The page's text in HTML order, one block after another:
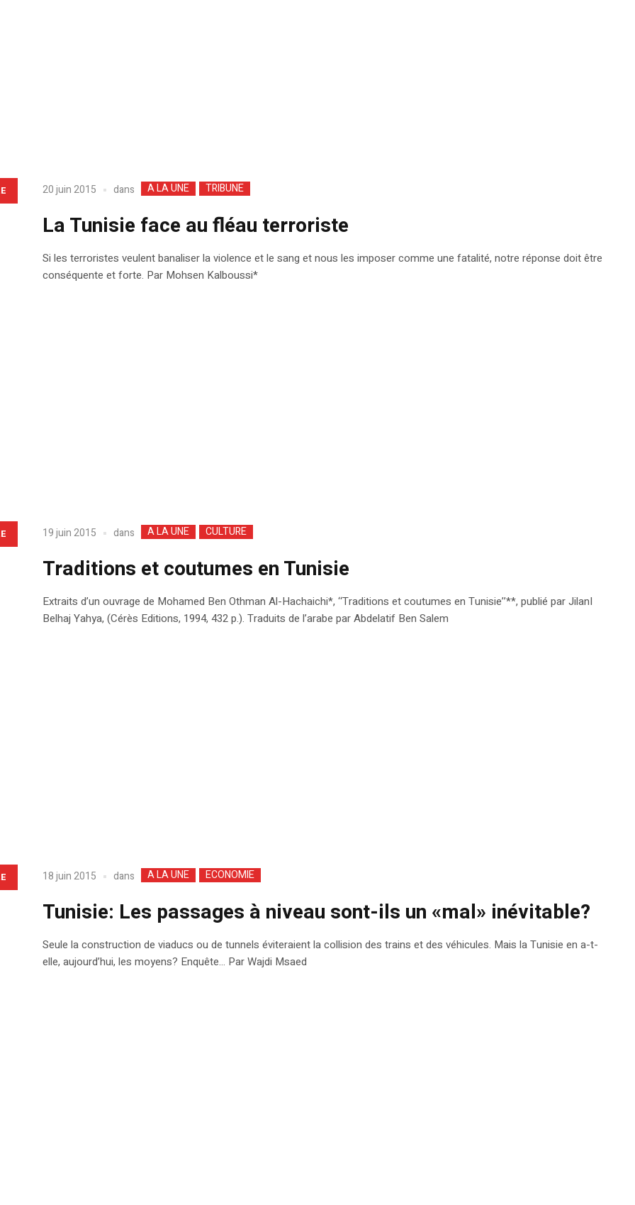
20 juin 2015 dans A LA UNE TRIBUNE
La Tunisie face au fléau terroriste
Si les terroristes veulent banaliser la violence et le sang et nous les imposer comme une fatalité, notre réponse doit être
conséquente et forte. Par Mohsen Kalboussi*
19 juin 2015 dans A LA UNE CULTURE
Traditions et coutumes en Tunisie
Extraits d’un ouvrage de Mohamed Ben Othman Al-Hachaichi*, ‘‘Traditions et coutumes en Tunisie’’**, publié par JilanI
Belhaj Yahya, (Cérès Editions, 1994, 432 p.). Traduits de l’arabe par Abdelatif Ben Salem
18 juin 2015 dans A LA UNE ECONOMIE
Tunisie: Les passages à niveau sont-ils un «mal» inévitable?
Seule la construction de viaducs ou de tunnels éviteraient la collision des trains et des véhicules. Mais la Tunisie en a-t-
elle, aujourd’hui, les moyens? Enquête… Par Wajdi Msaed